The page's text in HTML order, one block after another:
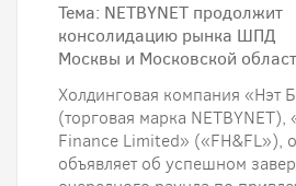
Тема: NETBYNET продолжит
консолидацию рынка ШПД
Москвы и Московской
Холдинговая компания «Нэт
(торговая марка
Finance Limited» («FH&FL»),
объявляет об успешном